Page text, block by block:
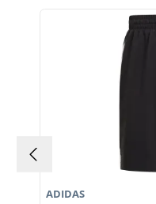
Pomiń galerię produktów
ADIDAS